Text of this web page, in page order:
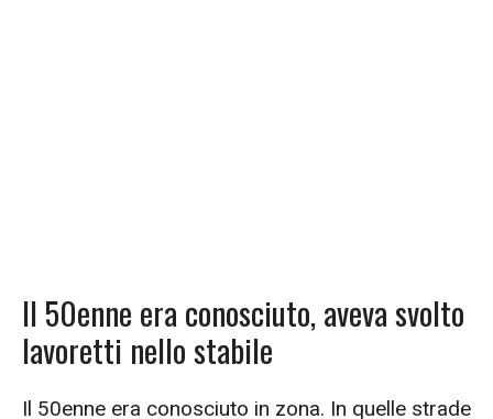
Il 50enne era conosciuto, aveva svolto
lavoretti nello stabile
Il 50enne era conosciuto in zona. In quelle strade